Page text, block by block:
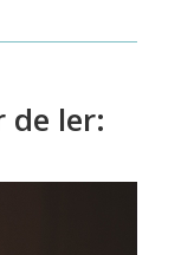
de ler: